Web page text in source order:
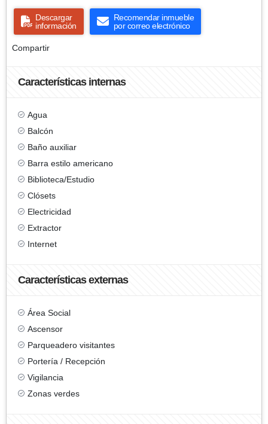
Descargar
información
Recomendar inmueble
por correo electrónico
Compartir
Características internas
Agua
Balcón
Baño auxiliar
Barra estilo americano
Biblioteca/Estudio
Clósets
Electricidad
Extractor
Internet
Características externas
Área Social
Ascensor
Parqueadero visitantes
Portería / Recepción
Vigilancia
Zonas verdes